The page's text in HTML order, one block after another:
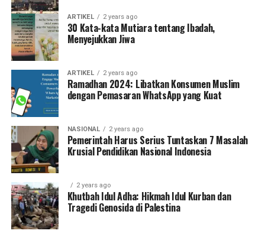
ARTIKEL 2 years ago
30 Kata-kata Mutiara tentang Ibadah,
Menyejukkan Jiwa
ARTIKEL 2 years ago
Ramadhan 2024: Libatkan Konsumen Muslim
dengan Pemasaran WhatsApp yang Kuat
NASIONAL 2 years ago
Pemerintah Harus Serius Tuntaskan 7 Masalah
Krusial Pendidikan Nasional Indonesia
2 years ago
Khutbah Idul Adha: Hikmah Idul Kurban dan
Tragedi Genosida di Palestina